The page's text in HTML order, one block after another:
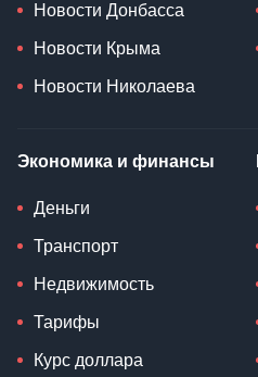
Новости Донбасса
Новости Крыма
Новости Николаева
Экономика и финансы
Деньги
Транспорт
Недвижимость
Тарифы
Курс доллара